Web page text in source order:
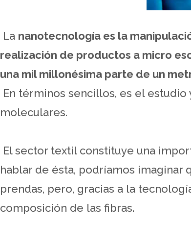
La nanotecnología es la
realización de productos a micro
una mil millonésima parte de un
En términos sencillos, es el
moleculares.
El sector textil constituye una
hablar de ésta, podríamos
prendas, pero, gracias a la
composición de las fibras.